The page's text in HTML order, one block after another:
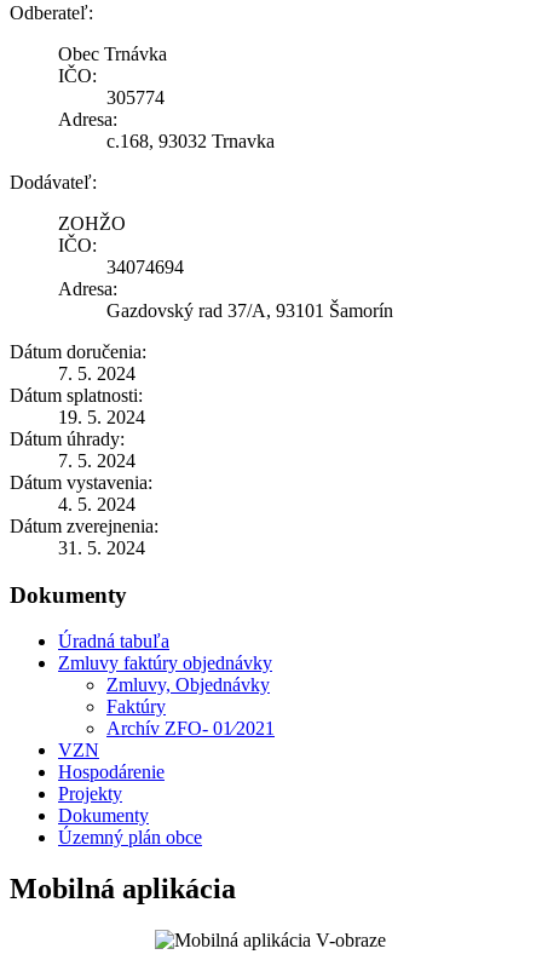
Odberateľ:
Obec Trnávka
IČO:
305774
Adresa:
c.168, 93032 Trnavka
Dodávateľ:
ZOHŽO
IČO:
34074694
Adresa:
Gazdovský rad 37/A, 93101 Šamorín
Dátum doručenia:
7. 5. 2024
Dátum splatnosti:
19. 5. 2024
Dátum úhrady:
7. 5. 2024
Dátum vystavenia:
4. 5. 2024
Dátum zverejnenia:
31. 5. 2024
Dokumenty
Úradná tabuľa
Zmluvy faktúry objednávky
Zmluvy, Objednávky
Faktúry
Archív ZFO- 01⁄2021
VZN
Hospodárenie
Projekty
Dokumenty
Územný plán obce
Mobilná aplikácia